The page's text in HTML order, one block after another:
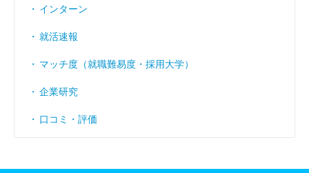
インターン
就活速報
マッチ度（就職難易度・採用大学）
企業研究
口コミ・評価